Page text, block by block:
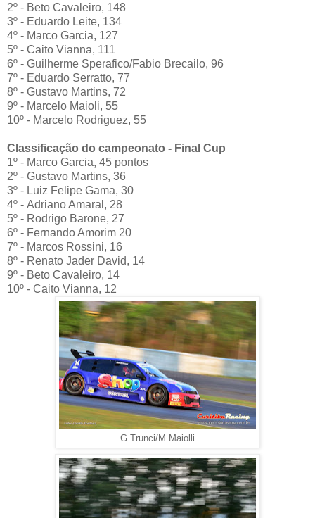
2º - Beto Cavaleiro, 148
3º - Eduardo Leite, 134
4º - Marco Garcia, 127
5º - Caito Vianna, 111
6º - Guilherme Sperafico/Fabio Brecailo, 96
7º - Eduardo Serratto, 77
8º - Gustavo Martins, 72
9º - Marcelo Maioli, 55
10º - Marcelo Rodriguez, 55
Classificação do campeonato - Final Cup
1º - Marco Garcia, 45 pontos
2º - Gustavo Martins, 36
3º - Luiz Felipe Gama, 30
4º - Adriano Amaral, 28
5º - Rodrigo Barone, 27
6º - Fernando Amorim 20
7º - Marcos Rossini, 16
8º - Renato Jader David, 14
9º - Beto Cavaleiro, 14
10º - Caito Vianna, 12
G.Trunci/M.Maiolli